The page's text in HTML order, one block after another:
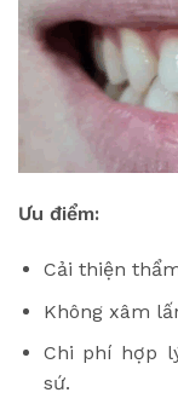
Ưu điểm:
Cải thiện
Không xâm
Chi phí hợp
sứ.